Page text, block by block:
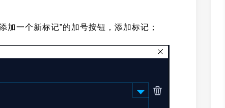
加一个新标记”的加号按钮，添加标记；